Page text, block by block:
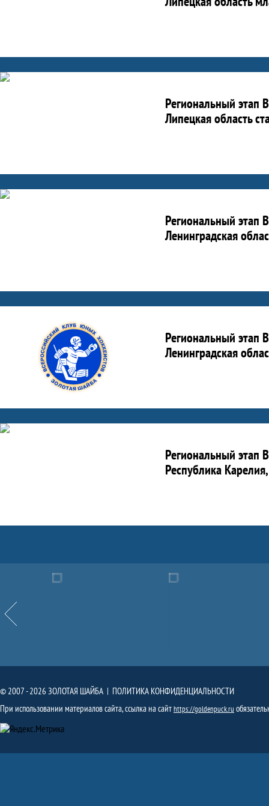
Региональный этап
Липецкая область
Региональный этап
Ленинградская
Региональный этап
Ленинградская
Региональный этап
Республика
Назад
© 2007 - 2026 ЗОЛОТАЯ ШАЙБА | ПОЛИТИКА КОНФИДЕНЦИАЛЬНОСТИ
При использовании материалов сайта, ссылка на сайтhttps://goldenpuck.ru